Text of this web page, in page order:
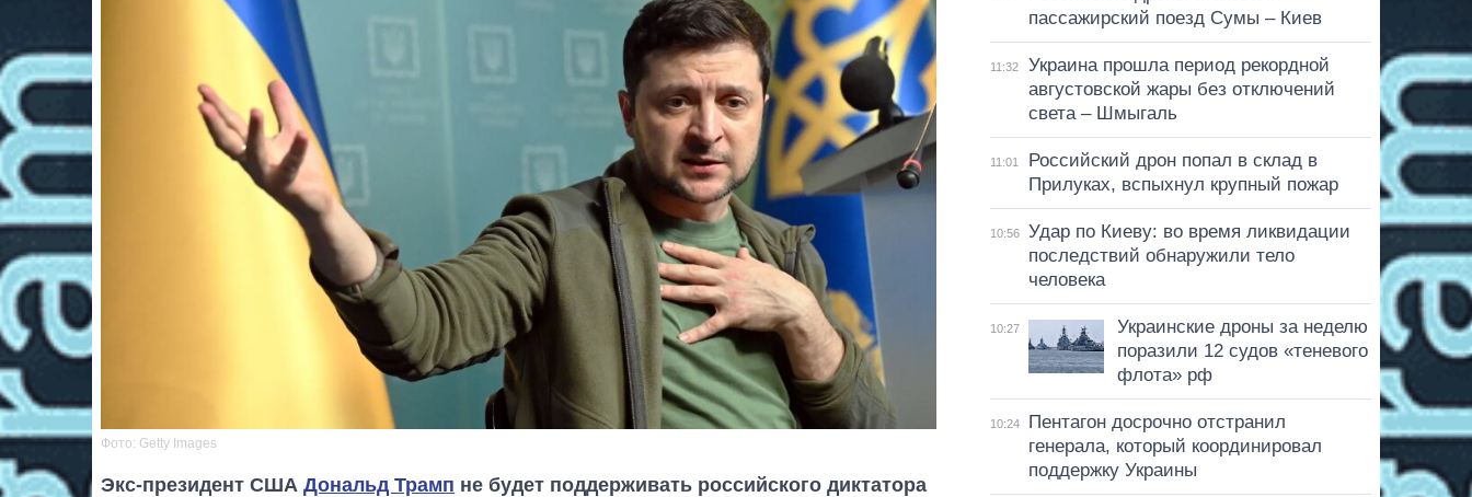
Фото: Getty Images
Экс-президент США Дональд Трамп не будет поддерживать российского диктатора
пассажирский поезд Сумы – Киев
11:32
Украина прошла период рекордной
августовской жары без отключений
света – Шмыгаль
11:01
Российский дрон попал в склад в
Прилуках, вспыхнул крупный пожар
10:56
Удар по Киеву: во время ликвидации
последствий обнаружили тело
человека
10:27
Украинские дроны за неделю
поразили 12 судов «теневого
флота» рф
10:24
Пентагон досрочно отстранил
генерала, который координировал
поддержку Украины